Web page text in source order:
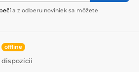
a z odberu noviniek sa môžete
offline
dispozícii